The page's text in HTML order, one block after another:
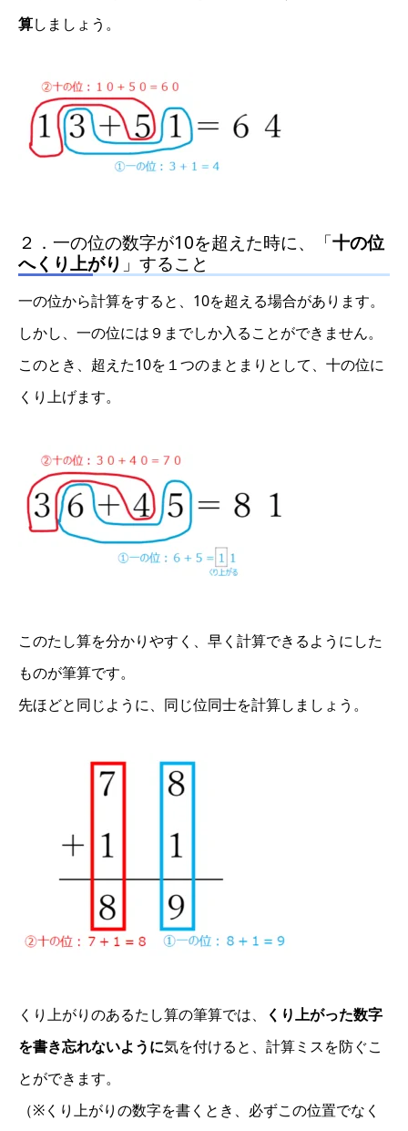
算しましょう。
２．一の位の数字が10を超えた時に、「十の位
へくり上がり 」すること
一の位から計算をすると、10を超える場合があります。
しかし、一の位には９までしか入ることができません。
このとき、超えた10を１つのまとまりとして、十の位に
くり上げます。
このたし算を分かりやすく、早く計算できるようにした
ものが筆算です。
先ほどと同じように、同じ位同士を計算しましょう。
くり上がりのあるたし算の筆算では、
くり上がった数字
を書き忘れないように気を付けると、計算ミスを防ぐこ
とができます。
（※くり上がりの数字を書くとき、必ずこの位置でなく